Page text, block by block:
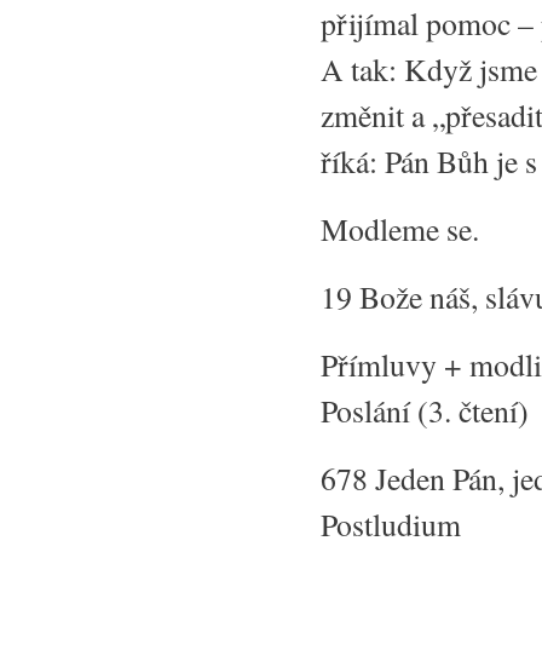
přijímal pomoc
A tak: Když jsme
změnit a
říká: Pán Bůh je
Modleme se.
19 Bože náš,
Přímluvy +
Poslání (3. čtení)
678 Jeden Pán,
Postludium